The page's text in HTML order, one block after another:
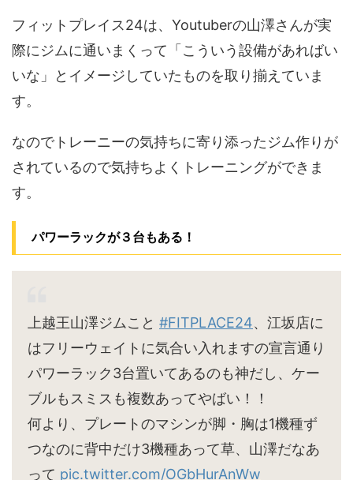
フィットプレイス24は、Youtuberの山澤さんが実
際にジムに通いまくって「こういう設備があればい
いな」とイメージしていたものを取り揃えていま
す。
なのでトレーニーの気持ちに寄り添ったジム作りが
されているので気持ちよくトレーニングができま
す。
パワーラックが３台もある！
上越王山澤ジムこと #FITPLACE24、江坂店に
はフリーウェイトに気合い入れますの宣言通り
パワーラック3台置いてあるのも神だし、ケー
ブルもスミスも複数あってやばい！！
何より、プレートのマシンが脚・胸は1機種ず
つなのに背中だけ3機種あって草、山澤だなあ
って pic.twitter.com/OGbHurAnWw